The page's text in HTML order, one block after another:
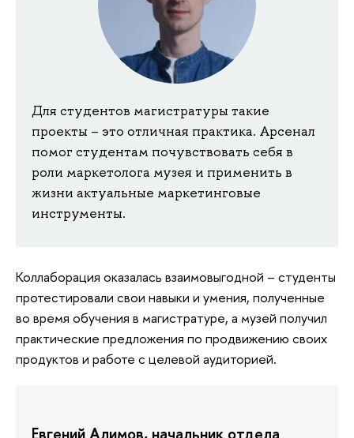
Для студентов магистратуры такие
проекты – это отличная практика. Арсенал
помог студентам почувствовать себя в
роли маркетолога музея и применить в
жизни актуальные маркетинговые
инструменты.
Коллаборация оказалась взаимовыгодной – студенты
протестировали свои навыки и умения, полученные
во время обучения в магистратуре, а музей получил
практические предложения по продвижению своих
продуктов и работе с целевой аудиторией.
Евгений Алимов, начальник отдела